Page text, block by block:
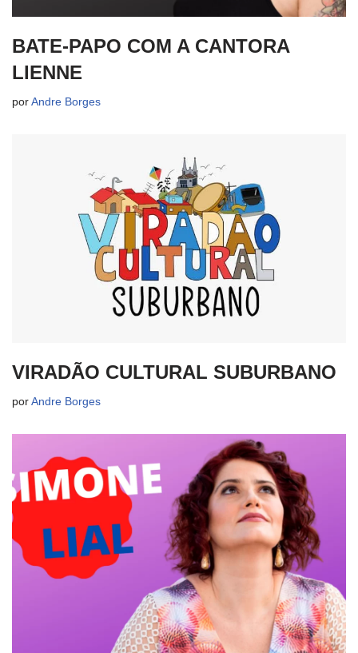
BATE-PAPO COM A CANTORA
LIENNE
por Andre Borges
VIRADÃO CULTURAL SUBURBANO
por Andre Borges